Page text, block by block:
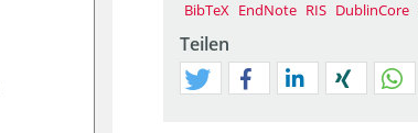
BibTeX EndNote RIS DublinCore
Teilen